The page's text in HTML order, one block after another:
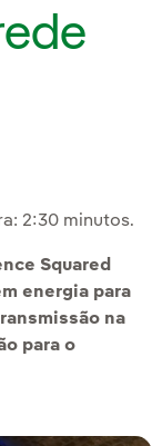
2:30 minutos.
Squared
energia para
na
para o